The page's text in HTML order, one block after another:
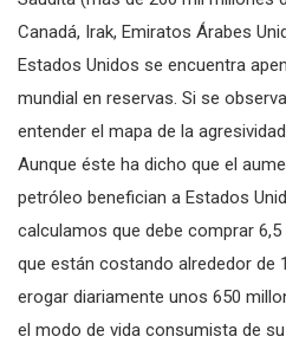
Canadá, Irak, Emiratos Árabes
Estados Unidos se encuentra
mundial en reservas. Si se
entender el mapa de la
Aunque éste ha dicho que el
petróleo benefician a Estados
calculamos que debe comprar
que están costando alrededor de
erogar diariamente unos 650
el modo de vida consumista de